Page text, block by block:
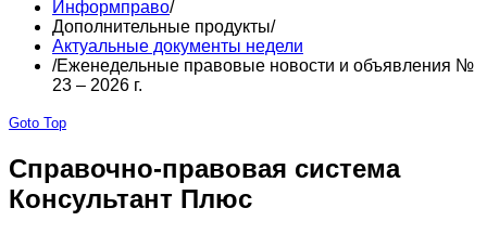
Информправо/
Дополнительные продукты/
Актуальные документы недели
/Еженедельные правовые новости и объявления №
23 – 2026 г.
Goto Top
Справочно-правовая система
Консультант Плюс